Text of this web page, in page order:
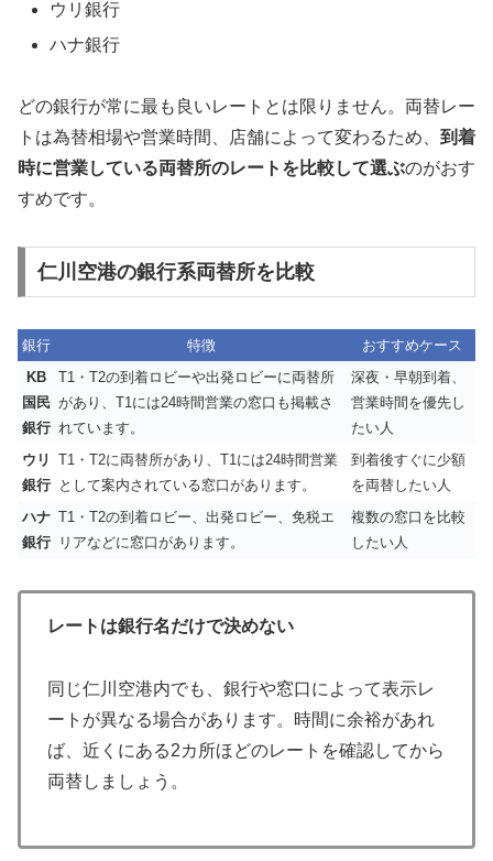
ウリ銀行
ハナ銀行
どの銀行が常に最も良いレートとは限りません。両替レー
トは為替相場や営業時間、店舗によって変わるため、 到着
時に営業している両替所のレートを比較して選ぶのがおす
すめです。
仁川空港の銀行系両替所を比較
銀行 特徴
おすすめケース
KB
国民
銀行
T1・T2の到着ロビーや出発ロビーに両替所
があり、T1には24時間営業の窓口も掲載さ
れています。
深夜・早朝到着、
営業時間を優先し
たい人
ウリ
銀行
T1・T2に両替所があり、T1には24時間営業
として案内されている窓口があります。
到着後すぐに少額
を両替したい人
ハナ
銀行
T1・T2の到着ロビー、出発ロビー、免税エ
リアなどに窓口があります。
複数の窓口を比較
したい人
レートは銀行名だけで決めない
同じ仁川空港内でも、銀行や窓口によって表示レ
ートが異なる場合があります。時間に余裕があれ
ば、近くにある2カ所ほどのレートを確認してから
両替しましょう。